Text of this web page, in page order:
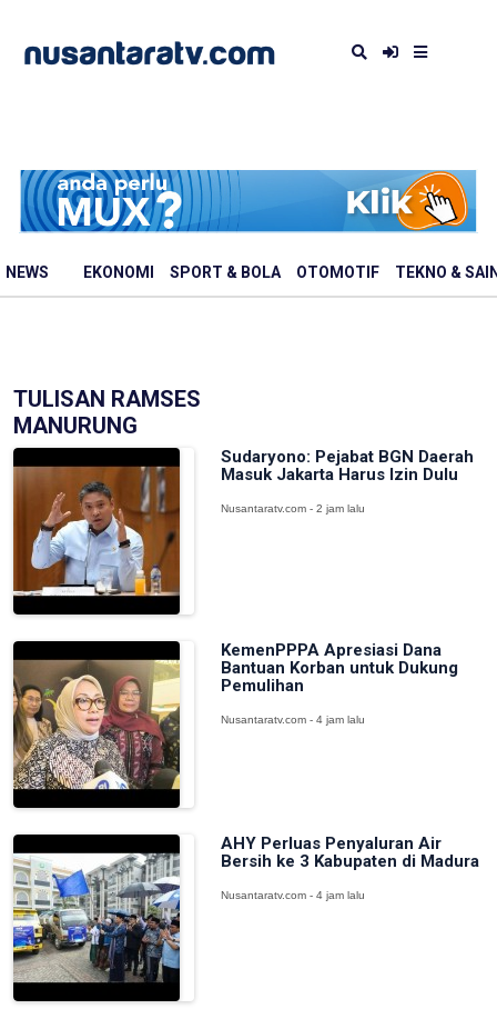
NEWS EKONOMI SPORT & BOLA OTOMOTIF TEKNO &
TULISAN RAMSES
MANURUNG
Sudaryono: Pejabat BGN Daerah
Masuk Jakarta Harus Izin Dulu
Nusantaratv.com - 2 jam lalu
KemenPPPA Apresiasi Dana
Bantuan Korban untuk Dukung
Pemulihan
Nusantaratv.com - 4 jam lalu
AHY Perluas Penyaluran Air
Bersih ke 3 Kabupaten di Madura
Nusantaratv.com - 4 jam lalu